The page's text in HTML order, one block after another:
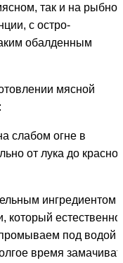
так и на
с остро-
обалденным
мясной
слабом огне в
от лука до красно
ингредиентом
который естественно
под водой
время